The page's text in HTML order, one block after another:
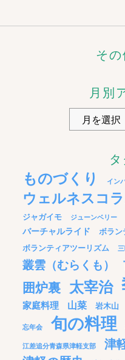
そ
月別
ものづくり イン
ウェルネスコ
ジャガイモ ジューンベリー
バーチャルライド
ボラン
ボランティアツーリズム
叢雲（むらくも）
囲炉裏 太宰治
家庭料理 山菜 岩木山
忘年会 旬の料理
江差追分青森県津軽支部
津